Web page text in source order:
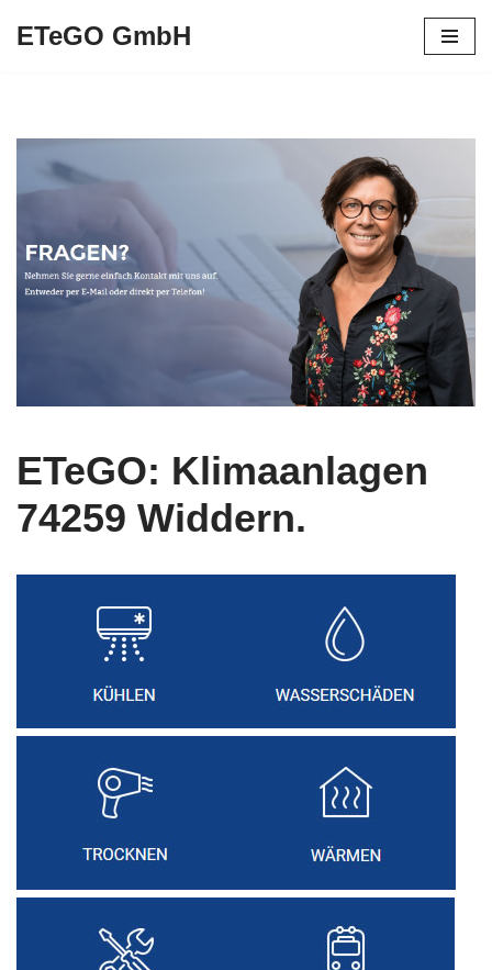
ETeGO GmbH
ETeGO: Klimaanlagen
74259 Widdern.